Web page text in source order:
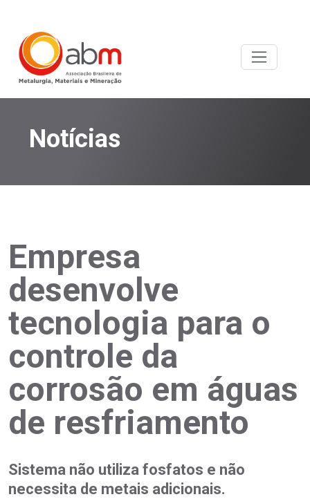
Notícias
Empresa
desenvolve
tecnologia para o
controle da
corrosão em águas
de resfriamento
Sistema não utiliza fosfatos e não
necessita de metais adicionais.